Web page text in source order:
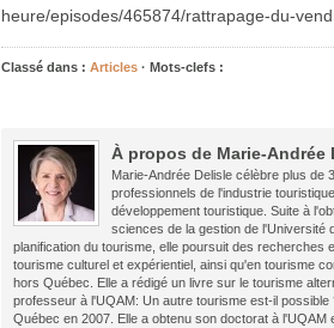
heure/episodes/465874/rattrapage-du-
Classé dans : Articles · Mots-clefs :
À propos de Marie-Andrée
Marie-Andrée Delisle célèbre plus de
professionnels de l'industrie
développement touristique. Suite à
sciences de la gestion de l'Université
planification du tourisme, elle poursuit des recherches
tourisme culturel et expérientiel, ainsi qu'en tourisme
hors Québec. Elle a rédigé un livre sur le tourisme
professeur à l'UQAM: Un autre tourisme est-il
Québec en 2007. Elle a obtenu son doctorat à